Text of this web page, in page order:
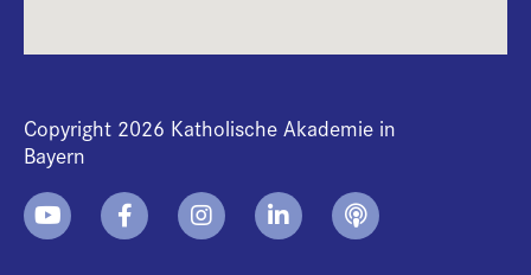
Copyright 2026 Katholische Akademie in
Bayern